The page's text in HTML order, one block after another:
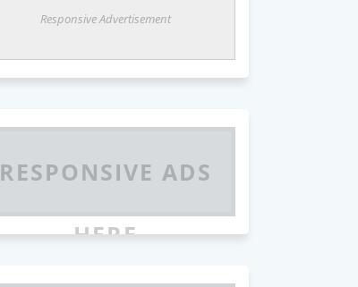
Responsive Advertisement
RESPONSIVE ADS
HERE